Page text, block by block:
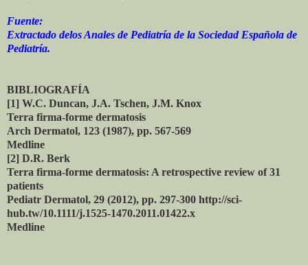
Fuente:
Extractado delos Anales de Pediatría de la Sociedad Española de
Pediatría.
BIBLIOGRAFÍA
[1] W.C. Duncan, J.A. Tschen, J.M. Knox
Terra firma-forme dermatosis
Arch Dermatol, 123 (1987), pp. 567-569
Medline
[2] D.R. Berk
Terra firma-forme dermatosis: A retrospective review of 31
patients
Pediatr Dermatol, 29 (2012), pp. 297-300 http://sci-
hub.tw/10.1111/j.1525-1470.2011.01422.x
Medline